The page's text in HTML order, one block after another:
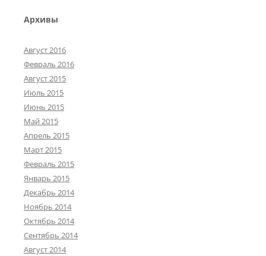
Архивы
Август 2016
Февраль 2016
Август 2015
Июль 2015
Июнь 2015
Май 2015
Апрель 2015
Март 2015
Февраль 2015
Январь 2015
Декабрь 2014
Ноябрь 2014
Октябрь 2014
Сентябрь 2014
Август 2014